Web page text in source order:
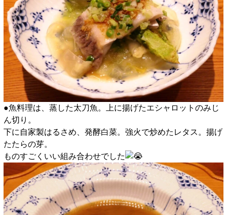
●魚料理は、蒸した太刀魚。上に揚げたエシャロットのみじ
ん切り。
下に自家製はるさめ、発酵白菜。強火で炒めたレタス。揚げ
たたらの芽。
ものすごくいい組み合わせでした